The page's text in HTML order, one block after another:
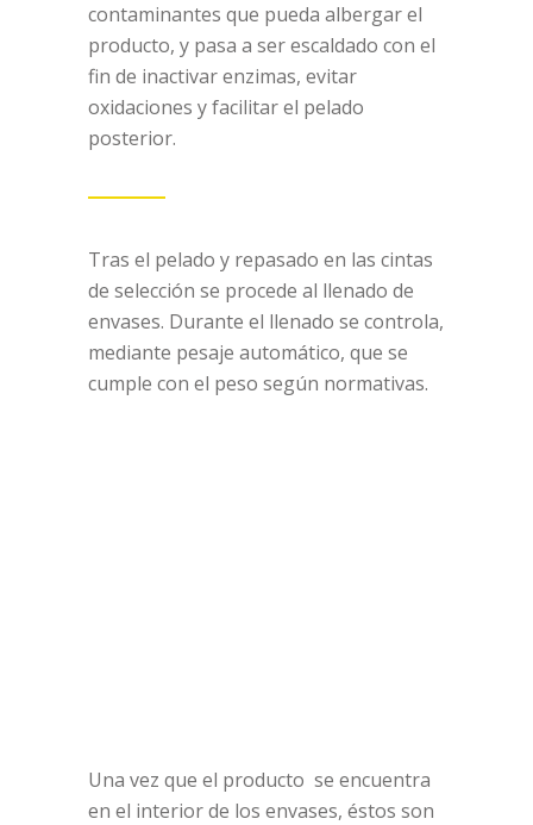
contaminantes que pueda albergar el
producto, y pasa a ser escaldado con el
fin de inactivar enzimas, evitar
oxidaciones y facilitar el pelado
posterior.
Tras el pelado y repasado en las cintas
de selección se procede al llenado de
envases. Durante el llenado se controla,
mediante pesaje automático, que se
cumple con el peso según normativas.
Una vez que el producto se encuentra
en el interior de los envases, éstos son